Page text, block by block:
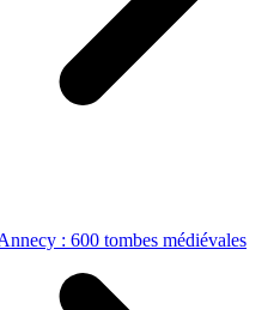
: 600 tombes médiévales